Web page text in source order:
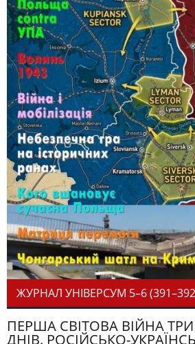
ЖУРНАЛ УНІВЕРСУМ 5–6
ПЕРША СВІТОВА ВІЙНА
ДНІВ. РОСІЙСЬКО-